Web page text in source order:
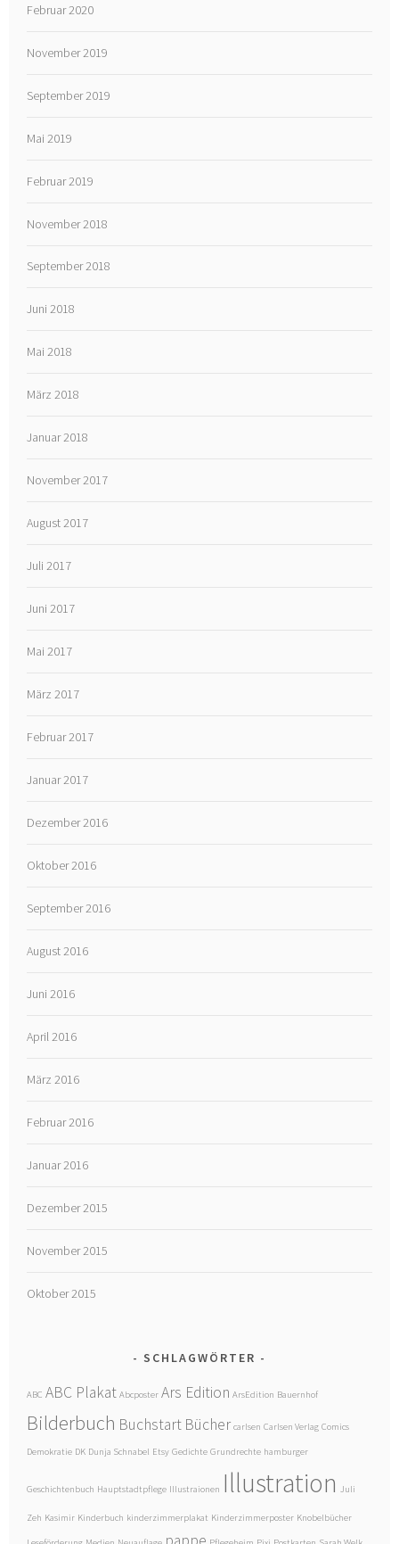
Februar 2020
November 2019
September 2019
Mai 2019
Februar 2019
November 2018
September 2018
Juni 2018
Mai 2018
März 2018
Januar 2018
November 2017
August 2017
Juli 2017
Juni 2017
Mai 2017
März 2017
Februar 2017
Januar 2017
Dezember 2016
Oktober 2016
September 2016
August 2016
Juni 2016
April 2016
März 2016
Februar 2016
Januar 2016
Dezember 2015
November 2015
Oktober 2015
SCHLAGWÖRTER
ABC ABC Plakat Abcposter Ars Edition ArsEdition Bauernhof
Bilderbuch Buchstart Bücher carlsen Carlsen Verlag Comics
Demokratie DK Dunja Schnabel Etsy Gedichte Grundrechte hamburger
Geschichtenbuch Hauptstadtpflege Illustraionen Illustration Juli
Zeh Kasimir Kinderbuch kinderzimmerplakat Kinderzimmerposter Knobelbücher